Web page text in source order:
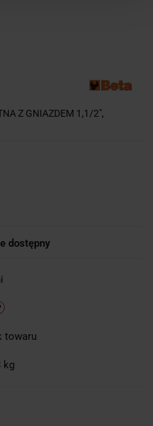
Z GNIAZDEM 1,1/2",
dostępny
towaru
kg